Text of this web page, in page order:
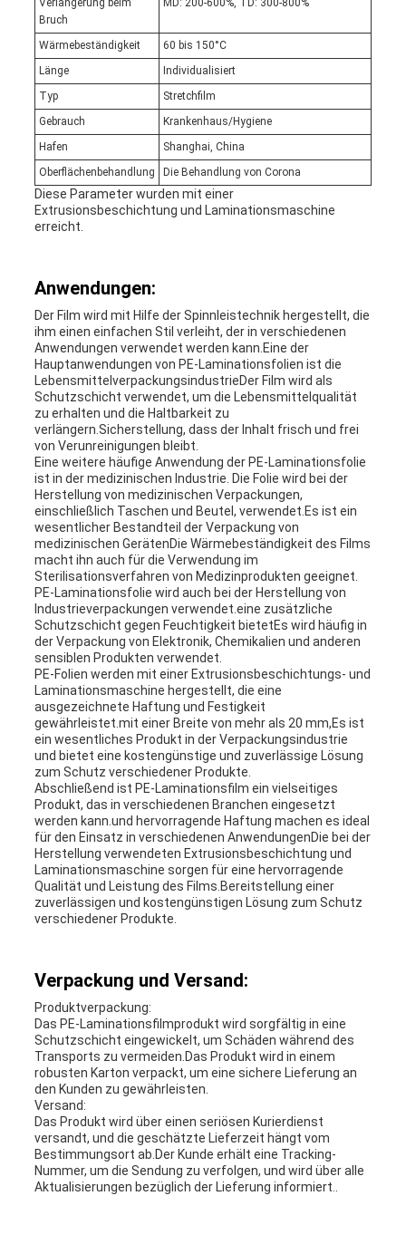
Verlängerung beim
Bruch
MD: 200-600%, TD: 300-800%
Wärmebeständigkeit
60 bis 150°C
Länge
Individualisiert
Typ
Stretchfilm
Gebrauch
Krankenhaus/Hygiene
Hafen
Shanghai, China
Oberflächenbehandlung
Die Behandlung von Corona
Diese Parameter wurden mit einer
Extrusionsbeschichtung und Laminationsmaschine
erreicht.
Anwendungen:
Der Film wird mit Hilfe der Spinnleistechnik hergestellt, die
ihm einen einfachen Stil verleiht, der in verschiedenen
Anwendungen verwendet werden kann.Eine der
Hauptanwendungen von PE-Laminationsfolien ist die
LebensmittelverpackungsindustrieDer Film wird als
Schutzschicht verwendet, um die Lebensmittelqualität
zu erhalten und die Haltbarkeit zu
verlängern.Sicherstellung, dass der Inhalt frisch und frei
von Verunreinigungen bleibt.
Eine weitere häufige Anwendung der PE-Laminationsfolie
ist in der medizinischen Industrie. Die Folie wird bei der
Herstellung von medizinischen Verpackungen,
einschließlich Taschen und Beutel, verwendet.Es ist ein
wesentlicher Bestandteil der Verpackung von
medizinischen GerätenDie Wärmebeständigkeit des Films
macht ihn auch für die Verwendung im
Sterilisationsverfahren von Medizinprodukten geeignet.
PE-Laminationsfolie wird auch bei der Herstellung von
Industrieverpackungen verwendet.eine zusätzliche
Schutzschicht gegen Feuchtigkeit bietetEs wird häufig in
der Verpackung von Elektronik, Chemikalien und anderen
sensiblen Produkten verwendet.
PE-Folien werden mit einer Extrusionsbeschichtungs- und
Laminationsmaschine hergestellt, die eine
ausgezeichnete Haftung und Festigkeit
gewährleistet.mit einer Breite von mehr als 20 mm,Es ist
ein wesentliches Produkt in der Verpackungsindustrie
und bietet eine kostengünstige und zuverlässige Lösung
zum Schutz verschiedener Produkte.
Abschließend ist PE-Laminationsfilm ein vielseitiges
Produkt, das in verschiedenen Branchen eingesetzt
werden kann.und hervorragende Haftung machen es ideal
für den Einsatz in verschiedenen AnwendungenDie bei der
Herstellung verwendeten Extrusionsbeschichtung und
Laminationsmaschine sorgen für eine hervorragende
Qualität und Leistung des Films.Bereitstellung einer
zuverlässigen und kostengünstigen Lösung zum Schutz
verschiedener Produkte.
Verpackung und Versand:
Produktverpackung:
Das PE-Laminationsfilmprodukt wird sorgfältig in eine
Schutzschicht eingewickelt, um Schäden während des
Transports zu vermeiden.Das Produkt wird in einem
robusten Karton verpackt, um eine sichere Lieferung an
den Kunden zu gewährleisten.
Versand:
Das Produkt wird über einen seriösen Kurierdienst
versandt, und die geschätzte Lieferzeit hängt vom
Bestimmungsort ab.Der Kunde erhält eine Tracking-
Nummer, um die Sendung zu verfolgen, und wird über alle
Aktualisierungen bezüglich der Lieferung informiert..